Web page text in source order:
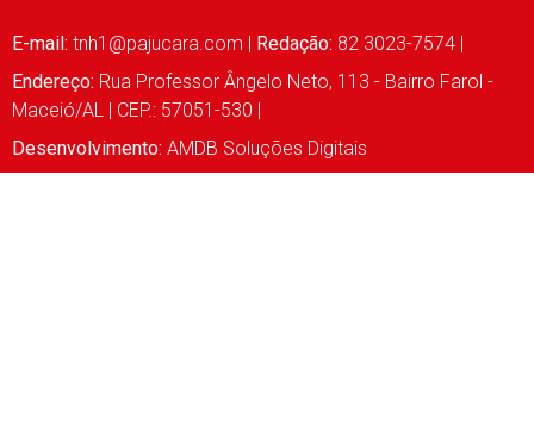
E-mail: tnh1@pajucara.com | Redação: 82 3023-7574 |
Endereço: Rua Professor Ângelo Neto, 113 - Bairro Farol -
Maceió/AL | CEP.: 57051-530 |
Desenvolvimento: AMDB Soluções Digitais